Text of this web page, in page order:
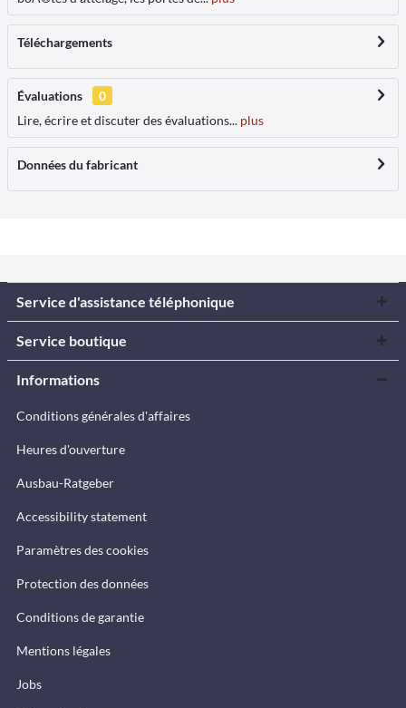
Téléchargements
Évaluations
0
Lire, écrire et discuter des évaluations... plus
Données du fabricant
Service d'assistance téléphonique
Service boutique
Informations
Conditions générales d'affaires
Heures d'ouverture
Ausbau-Ratgeber
Accessibility statement
Paramètres des cookies
Protection des données
Conditions de garantie
Mentions légales
Jobs